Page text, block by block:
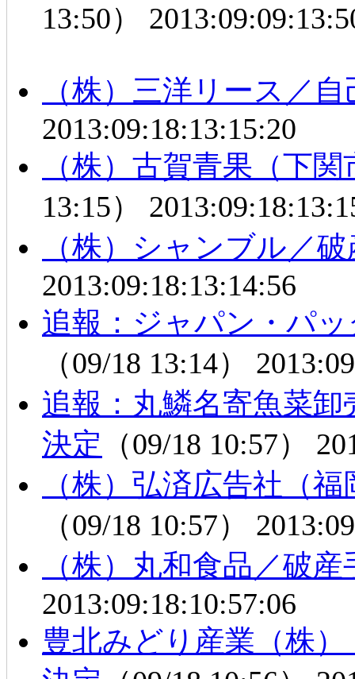
13:50）
（株）三洋リース／
2013:09:18:13:15:20
（株）古賀青果（下
13:15）
（株）シャンブル／
2013:09:18:13:14:56
追報：ジャパン・パ
（09/18 13:14）
追報：丸鱗名寄魚菜
決定 （09/18 10:57）
（株）弘済広告社（
（09/18 10:57）
（株）丸和食品／破
2013:09:18:10:57:06
豊北みどり産業（株